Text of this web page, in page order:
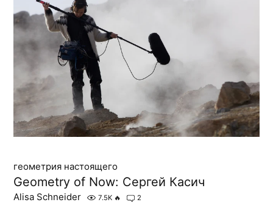
геометрия настоящего
Geometry of Now: Сергей Касич
Alisa Schneider 7.5K 🔥 2